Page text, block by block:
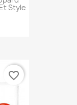
Style
favorite_border